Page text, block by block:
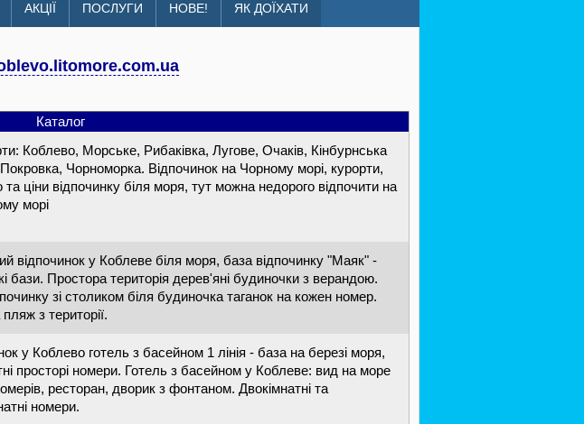
АКЦІЇ ПОСЛУГИ НОВЕ! ЯК ДОЇХАТИ
Каталог
Коблево, Морське, Рибаківка, Лугове, Очаків, Кінбурнська
Чорноморка. Відпочинок на Чорному морі, курорти,
та ціни відпочинку біля моря, тут можна недорого відпочити на
морі
відпочинок у Коблеве біля моря, база відпочинку "Маяк" -
бази. Простора територія дерев'яні будиночки з верандою.
зі столиком біля будиночка таганок на кожен номер.
з території.
у Коблево готель з басейном 1 лінія - база на березі моря,
просторі номери. Готель з басейном у Коблеве: вид на море
ресторан, дворик з фонтаном. Двокімнатні та
номери.